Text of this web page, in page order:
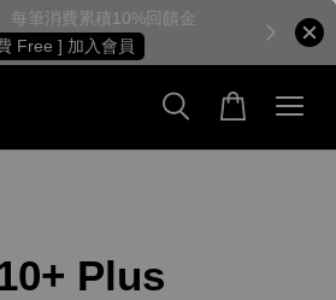
每筆消費累積10%回饋金
Free ] 加入會員
Plus